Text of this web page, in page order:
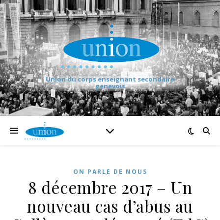
Union du corps enseignant secondaire
genevois
ON PARLE DE NOUS
8 décembre 2017 – Un
nouveau cas d’abus au